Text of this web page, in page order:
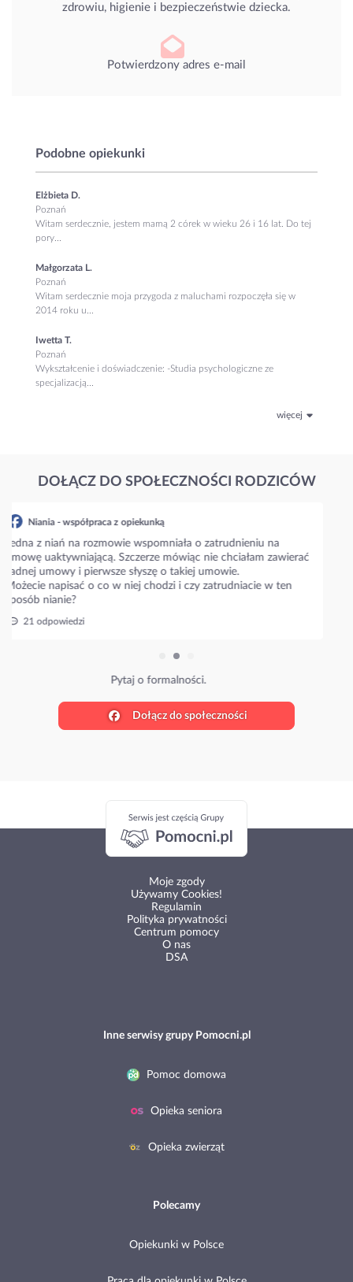
zdrowiu, higienie i bezpieczeństwie dziecka.
Potwierdzony adres e-mail
Podobne opiekunki
Elżbieta D.
Poznań
Witam serdecznie, jestem mamą 2 córek w wieku 26 i 16 lat. Do tej
pory...
Małgorzata L.
Poznań
Witam serdecznie moja przygoda z maluchami rozpoczęła się w
2014 roku u...
Iwetta T.
Poznań
Wykształcenie i doświadczenie: -Studia psychologiczne ze
specjalizacją...
więcej
DOŁĄCZ DO SPOŁECZNOŚCI RODZICÓW
Niania - współpraca z opiekunką
Napiszcie prosze jakie są aktualne stawki w waszym mieście???
Niania zaproponowała 35 zł/h i zastanawiam się czy to
standardowa stawka??
Ile wy płacicie?
Dołącz do społeczności
Używamy Cookies!
Regulamin
Polityka prywatności
Centrum pomocy
O nas
DSA